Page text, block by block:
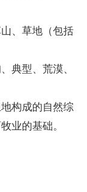
、草地（包括
型、荒漠、
构成的自然综
业的基础。